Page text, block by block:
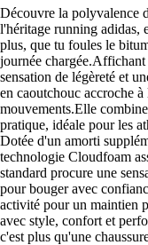
Découvre la polyvalence
l'héritage running adidas,
plus, que tu foules le
journée
sensation de légèreté et
en caoutchouc accroche
mouvements.Elle
pratique, idéale pour les
Dotée d'un amorti
technologie Cloudfoam
standard procure une
pour bouger avec
activité pour un maintien
avec style, confort et
c'est plus qu'une